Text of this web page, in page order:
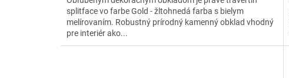
splitface vo farbe Gold - žltohnedá farba s bielym
melírovaním. Robustný prírodný kamenný obklad vhodný
pre interiér ako...